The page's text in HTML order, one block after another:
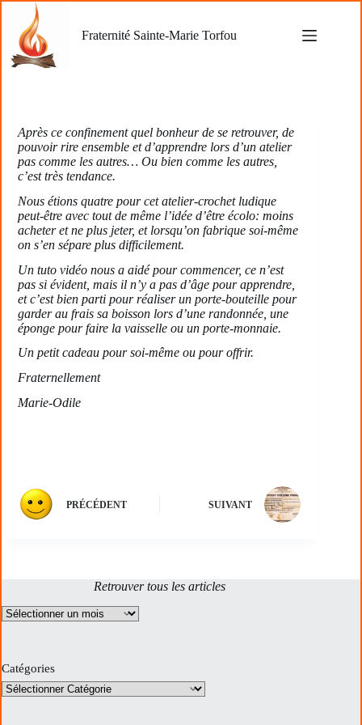
contenu
Fraternité Sainte-Marie Torfou
Après ce confinement quel bonheur de se retrouver, de
pouvoir rire ensemble et d’apprendre lors d’un atelier
pas comme les autres… Ou bien comme les autres,
c’est très tendance.
Nous étions quatre pour cet atelier-crochet ludique
peut-être avec tout de même l’idée d’être écolo: moins
acheter et ne plus jeter, et lorsqu’on fabrique soi-même
on s’en sépare plus difficilement.
Un tuto vidéo nous a aidé pour commencer, ce n’est
pas si évident, mais il n’y a pas d’âge pour apprendre,
et c’est bien parti pour réaliser un porte-bouteille pour
garder au frais sa boisson lors d’une randonnée, une
éponge pour faire la vaisselle ou un porte-monnaie.
Un petit cadeau pour soi-même ou pour offrir.
Fraternellement
Marie-Odile
PRÉCÉDENT SUIVANT
Retrouver tous les articles
Archives
Catégories